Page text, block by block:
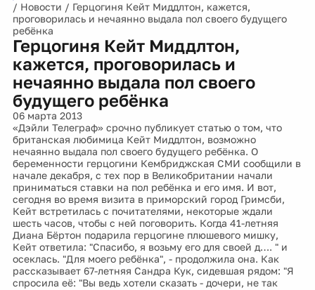
/ Новости / Герцогиня Кейт Миддлтон, кажется,
проговорилась и нечаянно выдала пол своего будущего
ребёнка
Герцогиня Кейт Миддлтон,
кажется, проговорилась и
нечаянно выдала пол своего
будущего ребёнка
06 марта 2013
«Дэйли Телеграф» срочно публикует статью о том, что
британская любимица Кейт Миддлтон, возможно
нечаянно выдала пол своего будущего ребёнка. О
беременности герцогини Кембриджская СМИ сообщили в
начале декабря, с тех пор в Великобритании начали
приниматься ставки на пол ребёнка и его имя. И вот,
сегодня во время визита в приморский город Гримсби,
Кейт встретилась с почитателями, некоторые ждали
шесть часов, чтобы с ней поговорить. Когда 41-летняя
Диана Бёртон подарила герцогине плюшевого мишку,
Кейт ответила: "Спасибо, я возьму его для своей д…. " и
осеклась. "Для моего ребёнка", - продолжила она. Как
рассказывает 67-летняя Сандра Кук, сидевшая рядом: "Я
спросила её: "Вы ведь хотели сказать - дочери, не так